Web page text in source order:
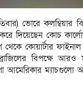
ভোরে কলম্বিয়ার
দিয়েছেন কোচ
কোয়ার্টার ফাইনাল
বিপক্ষে
আমেরিকার